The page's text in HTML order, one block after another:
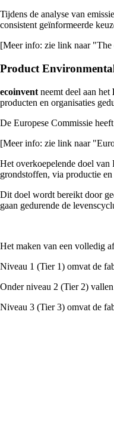
Tijdens de analyse van
consistent geïnformeerde
[Meer info: zie link naar "The
Product
ecoinvent neemt deel aan het
producten en organisaties
De Europese Commissie
[Meer info: zie link naar
Het overkoepelende doel van
grondstoffen, via productie
Dit doel wordt bereikt door
gaan gedurende de
Het maken van een volledig
Niveau 1 (Tier 1) omvat de
Onder niveau 2 (Tier 2)
Niveau 3 (Tier 3) omvat de